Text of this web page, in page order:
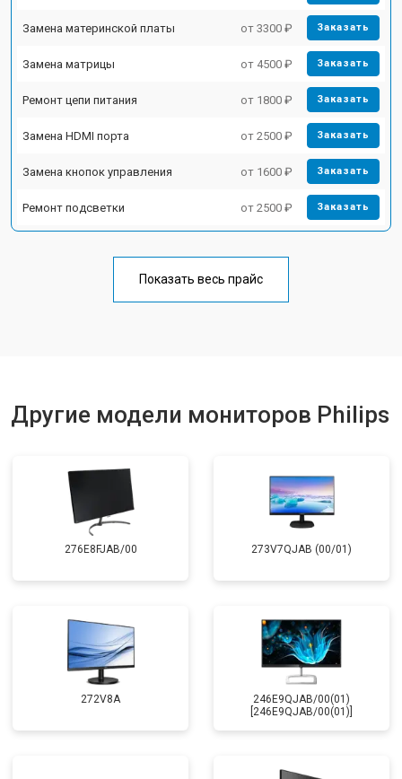
Замена материнской платы от 3300 ₽ Заказать
Замена матрицы от 4500 ₽ Заказать
Ремонт цепи питания от 1800 ₽ Заказать
Замена HDMI порта от 2500 ₽ Заказать
Замена кнопок управления от 1600 ₽ Заказать
Ремонт подсветки от 2500 ₽ Заказать
Показать весь прайс
Другие модели мониторов Philips
276E8FJAB/00 273V7QJAB (00/01)
272V8A
246E9QJAB/00(01)
[246E9QJAB/00(01)]